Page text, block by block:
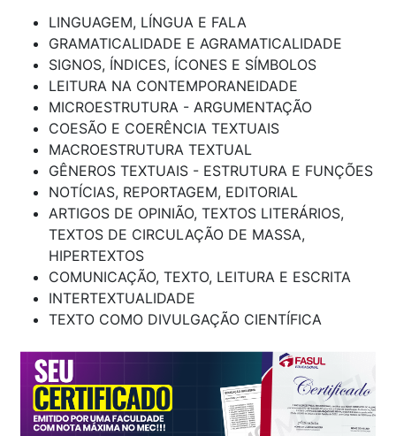
LINGUAGEM, LÍNGUA E FALA
GRAMATICALIDADE E AGRAMATICALIDADE
SIGNOS, ÍNDICES, ÍCONES E SÍMBOLOS
LEITURA NA CONTEMPORANEIDADE
MICROESTRUTURA - ARGUMENTAÇÃO
COESÃO E COERÊNCIA TEXTUAIS
MACROESTRUTURA TEXTUAL
GÊNEROS TEXTUAIS - ESTRUTURA E FUNÇÕES
NOTÍCIAS, REPORTAGEM, EDITORIAL
ARTIGOS DE OPINIÃO, TEXTOS LITERÁRIOS,
TEXTOS DE CIRCULAÇÃO DE MASSA,
HIPERTEXTOS
COMUNICAÇÃO, TEXTO, LEITURA E ESCRITA
INTERTEXTUALIDADE
TEXTO COMO DIVULGAÇÃO CIENTÍFICA